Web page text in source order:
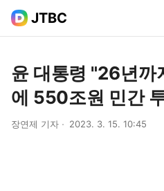
JTBC
윤 대통령 "26년까
에 550조원 민간
장연제 기자 2023. 3. 15. 10:45